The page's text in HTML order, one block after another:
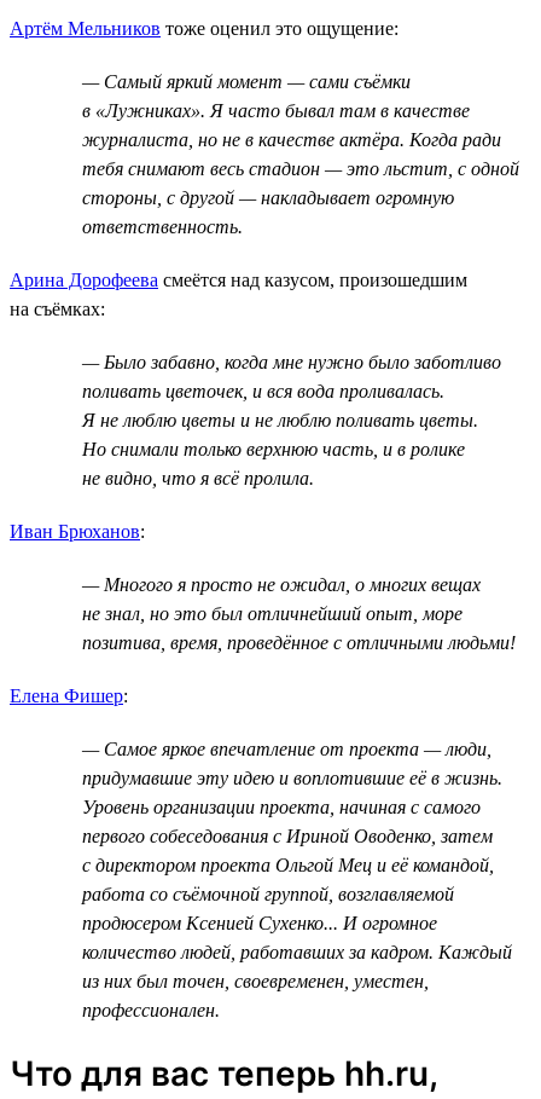
Артём Мельников тоже оценил это ощущение:
— Самый яркий момент — сами съёмки
в «Лужниках». Я часто бывал там в качестве
журналиста, но не в качестве актёра. Когда ради
тебя снимают весь стадион — это льстит, с одной
стороны, с другой — накладывает огромную
ответственность.
Арина Дорофеева смеётся над казусом, произошедшим
на съёмках:
— Было забавно, когда мне нужно было заботливо
поливать цветочек, и вся вода проливалась.
Я не люблю цветы и не люблю поливать цветы.
Но снимали только верхнюю часть, и в ролике
не видно, что я всё пролила.
Иван Брюханов:
— Многого я просто не ожидал, о многих вещах
не знал, но это был отличнейший опыт, море
позитива, время, проведённое с отличными людьми!
Елена Фишер:
— Самое яркое впечатление от проекта — люди,
придумавшие эту идею и воплотившие её в жизнь.
Уровень организации проекта, начиная с самого
первого собеседования с Ириной Оводенко, затем
с директором проекта Ольгой Мец и её командой,
работа со съёмочной группой, возглавляемой
продюсером Ксенией Сухенко... И огромное
количество людей, работавших за кадром. Каждый
из них был точен, своевременен, уместен,
профессионален.
Что для вас теперь hh.ru,